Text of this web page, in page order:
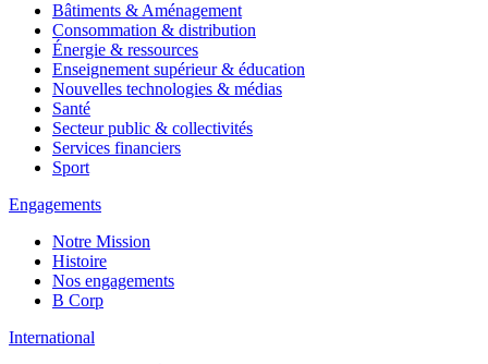
Bâtiments & Aménagement
Consommation & distribution
Énergie & ressources
Enseignement supérieur & éducation
Nouvelles technologies & médias
Santé
Secteur public & collectivités
Services financiers
Sport
Engagements
Notre Mission
Histoire
Nos engagements
B Corp
International